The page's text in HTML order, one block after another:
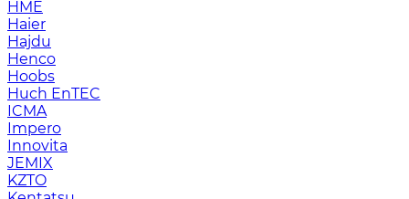
HME
Haier
Hajdu
Henco
Hoobs
Huch EnTEC
ICMA
Impero
Innovita
JEMIX
KZTO